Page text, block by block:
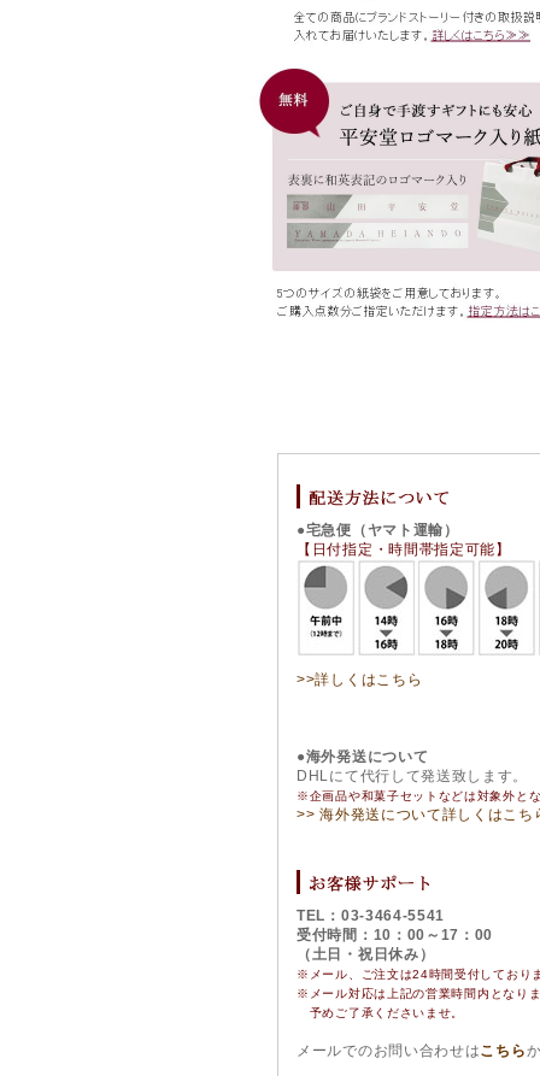
●宅急便（ヤマト運輸）
【日付指定・時間帯指定可能】
>>詳しくはこちら
●海外発送について
DHLにて代行して発送致します。
※企画品や和菓子セットなどは対象外と
>> 海外発送について詳しくはこち
TEL：03-3464-5541
受付時間：10：00～17：00
（土日・祝日休み）
※メール、ご注文は24時間受付しており
※ メール対応は上記の営業時間内となり
予めご了承くださいませ。
メールでのお問い合わせはこちら